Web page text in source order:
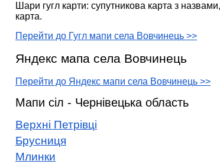
Шари гугл карти: супутникова карта з
карта.
Перейти до Гугл мапи села Вовчинець >>
Яндекс мапа села Вовчинець
Перейти до Яндекс мапи села Вовчинець >>
Мапи сіл - Чернівецька область
Верхні Петрівці
Брусниця
Млинки